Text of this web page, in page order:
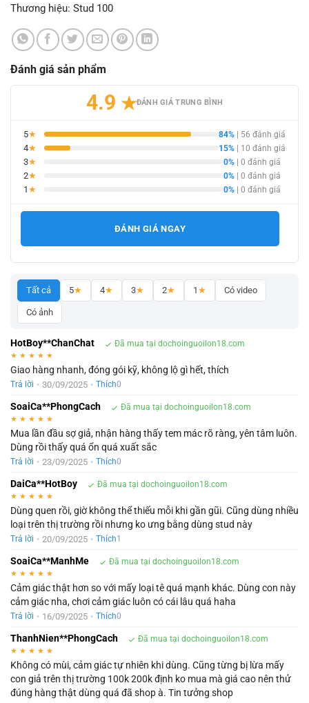
Thương hiệu: Stud 100
Đánh giá sản phẩm
4.9 ★ĐÁNH GIÁ TRUNG BÌNH
5★ 84% | 56 đánh giá
4★ 15% | 10 đánh giá
3★ 0% | 0 đánh giá
2★ 0% | 0 đánh giá
1 ★ 0% | 0 đánh giá
ĐÁNH GIÁ NGAY
Tất cả 5★ 4★ 3★ 2★ 1 ★ Có video
Có ảnh
HotBoy**ChanChat Đã mua tại dochoinguoilon18.com
★ ★ ★ ★ ★
Giao hàng nhanh, đóng gói kỹ, không lộ gì hết, thích
Trả lời • 30/09/2025 • Thích0
SoaiCa**PhongCach Đã mua tại dochoinguoilon18.com
★ ★ ★ ★ ★
Mua lần đầu sợ giả, nhận hàng thấy tem mác rõ ràng, yên tâm luôn.
Dùng rồi thấy quá ổn quá xuất sắc
Trả lời • 23/09/2025 • Thích0
DaiCa**HotBoy Đã mua tại dochoinguoilon18.com
★ ★ ★ ★ ★
Dùng quen rồi, giờ không thể thiếu mỗi khi gần gũi. Cũng dùng nhiều
loại trên thị trường rồi nhưng ko ưng bằng dùng stud này
Trả lời • 20/09/2025 • Thích1
SoaiCa**ManhMe Đã mua tại dochoinguoilon18.com
★ ★ ★ ★ ★
Cảm giác thật hơn so với mấy loại tê quá mạnh khác. Dùng con này
cảm giác nha, chơi cảm giác luôn có cái lâu quá haha
Trả lời • 16/09/2025 • Thích0
ThanhNien**PhongCach Đã mua tại dochoinguoilon18.com
★ ★ ★ ★ ★
Không có mùi, cảm giác tự nhiên khi dùng. Cũng từng bị lừa mấy
con giả trên thị trường 100k 200k định ko mua mà giá cao nên thử
đúng hàng thật dùng quá đã shop à. Tin tưởng shop